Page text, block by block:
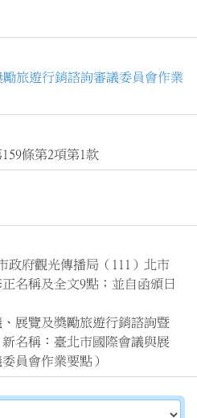
旅遊行銷諮詢審議委員會作業
條第2項第1款
政府觀光傳播局（111）北市
名稱及全文9點；並自函頒日
展覽及獎勵旅遊行銷諮詢暨
名稱：臺北市國際會議與展
員會作業要點）